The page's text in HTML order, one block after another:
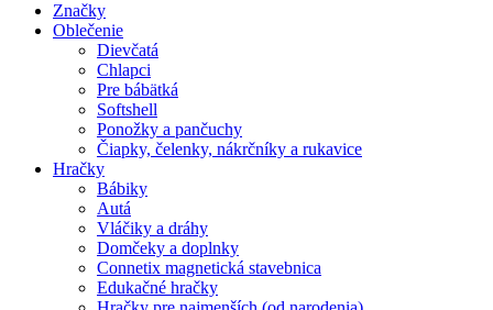
Značky
Oblečenie
Dievčatá
Chlapci
Pre bábätká
Softshell
Ponožky a pančuchy
Čiapky, čelenky, nákrčníky a rukavice
Hračky
Bábiky
Autá
Vláčiky a dráhy
Domčeky a doplnky
Connetix magnetická stavebnica
Edukačné hračky